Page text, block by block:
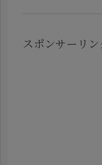
スポンサーリン